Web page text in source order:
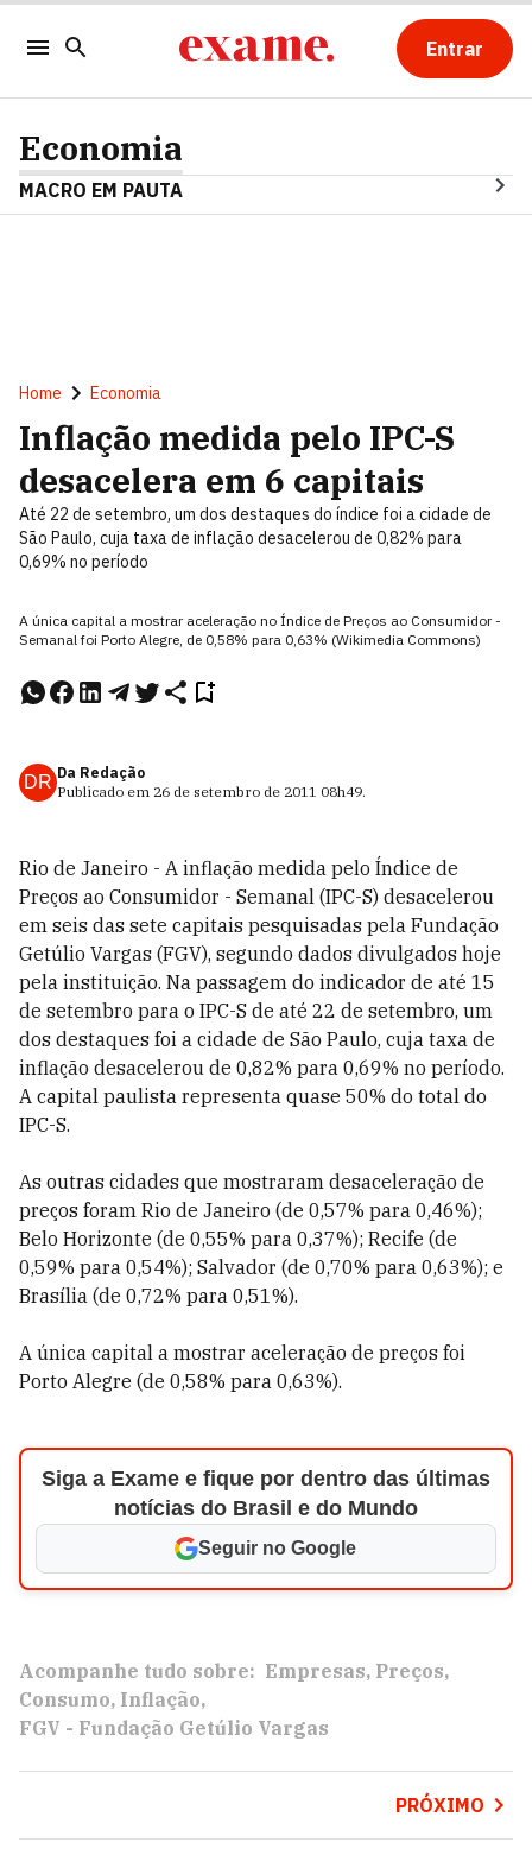
Entrar
Economia
MACRO EM PAUTA
Home Economia
Inflação medida pelo IPC-S
desacelera em 6 capitais
Até 22 de setembro, um dos destaques do índice foi a cidade de
São Paulo, cuja taxa de inflação desacelerou de 0,82% para
0,69% no período
A única capital a mostrar aceleração no Índice de Preços ao Consumidor -
Semanal foi Porto Alegre, de 0,58% para 0,63% (Wikimedia Commons)
DR Da Redação
Publicado em 26 de setembro de 2011 08h49.
Rio de Janeiro - A inflação medida pelo Índice de
Preços ao Consumidor - Semanal (IPC-S) desacelerou
em seis das sete capitais pesquisadas pela Fundação
Getúlio Vargas (FGV), segundo dados divulgados hoje
pela instituição. Na passagem do indicador de até 15
de setembro para o IPC-S de até 22 de setembro, um
dos destaques foi a cidade de São Paulo, cuja taxa de
inflação desacelerou de 0,82% para 0,69% no período.
A capital paulista representa quase 50% do total do
IPC-S.
As outras cidades que mostraram desaceleração de
preços foram Rio de Janeiro (de 0,57% para 0,46%);
Belo Horizonte (de 0,55% para 0,37%); Recife (de
0,59% para 0,54%); Salvador (de 0,70% para 0,63%); e
Brasília (de 0,72% para 0,51%).
A única capital a mostrar aceleração de preços foi
Porto Alegre (de 0,58% para 0,63%).
Siga a Exame e fique por dentro das últimas
notícias do Brasil e do Mundo
Seguir no Google
Acompanhe tudo sobre: Empresas Preços
Consumo Inflação
FGV - Fundação Getúlio Vargas
PRÓXIMO